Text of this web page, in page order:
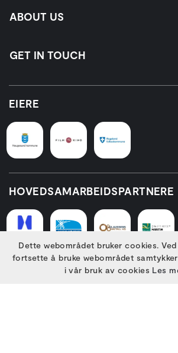
ABOUT US
GET IN TOUCH
EIERE
HOVEDSAMARBEIDSPARTNERE
Dette webområdet bruker cookies. Ved
fortsette å bruke webområdet
i vår bruk av cookies Les